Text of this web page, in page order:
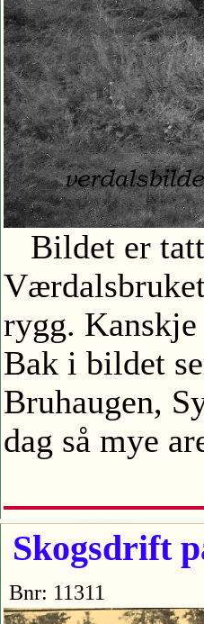
Bildet er tatt
rygg.
Bak i bildet
Bruhaugen,
dag så mye
Skogsdrift
Bnr: 11311